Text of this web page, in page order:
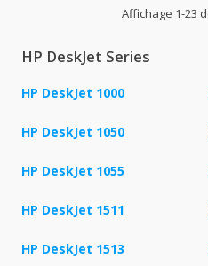
Affichage 1-23
HP DeskJet Series
HP DeskJet 1000
HP DeskJet 1050
HP DeskJet 1055
HP DeskJet 1511
HP DeskJet 1513